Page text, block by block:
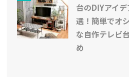
台のDIYアイ
選！簡単でオ
な自作テレビ
め